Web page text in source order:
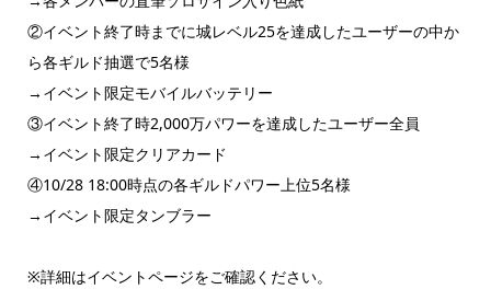
②イベント終了時までに城レベル25を達成したユーザーの中か
ら各ギルド抽選で5名様
→イベント限定モバイルバッテリー
③イベント終了時2,000万パワーを達成したユーザー全員
→イベント限定クリアカード
④10/28 18:00時点の各ギルドパワー上位5名様
→イベント限定タンブラー
※詳細はイベントページをご確認ください。